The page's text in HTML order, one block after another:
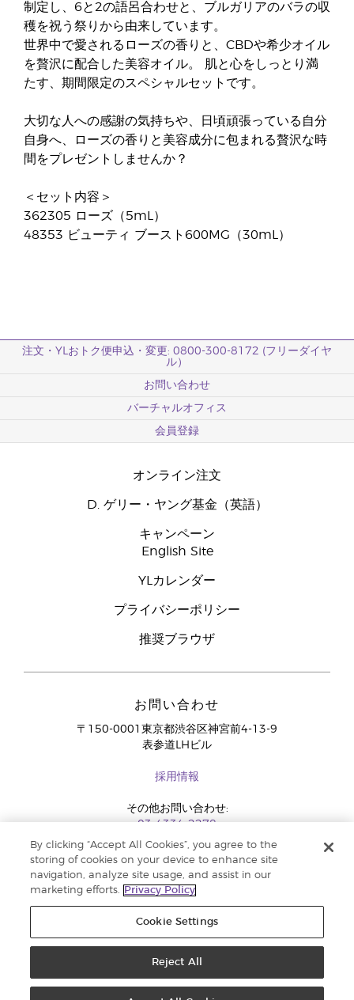
制定し、6と2の語呂合わせと、ブルガリアのバラの収
穫を祝う祭りから由来しています。
世界中で愛されるローズの香りと、CBDや希少オイル
を贅沢に配合した美容オイル。 肌と心をしっとり満
たす、期間限定のスペシャルセットです。
大切な人への感謝の気持ちや、日頃頑張っている自分
自身へ、ローズの香りと美容成分に包まれる贅沢な時
間をプレゼントしませんか？
＜セット内容＞
362305 ローズ（5mL）
48353 ビューティ ブースト600MG（30mL）
注文・YLおトク便申込・変更: 0800-300-8172 (フリーダイヤ
ル）
お問い合わせ
バーチャルオフィス
会員登録
オンライン注文
D. ゲリー・ヤング基金（英語）
キャンペーン
English Site
YLカレンダー
プライバシーポリシー
推奨ブラウザ
お問い合わせ
〒150-0001東京都渋谷区神宮前4-13-9
表参道LHビル
採用情報
その他お問い合わせ:
03-4334-2278
By clicking “Accept All Cookies”, you agree to the
storing of cookies on your device to enhance site
navigation, analyze site usage, and assist in our
marketing efforts.
Privacy Policy
Cookie Settings
Reject All